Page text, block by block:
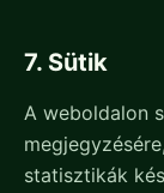
7. Sütik
A weboldalon
statisztikák